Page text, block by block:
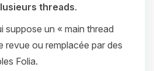
threads.
suppose un « main thread
revue ou remplacée par des
Folia.